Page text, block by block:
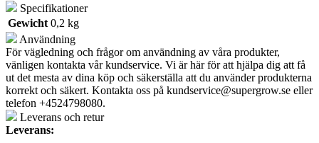
Specifikationer
Gewicht 0,2 kg
Användning
För vägledning och frågor om användning av våra produkter,
vänligen kontakta vår kundservice. Vi är här för att hjälpa dig att få
ut det mesta av dina köp och säkerställa att du använder produkterna
korrekt och säkert. Kontakta oss på kundservice@supergrow.se eller
telefon +4524798080.
Leverans och retur
Leverans: